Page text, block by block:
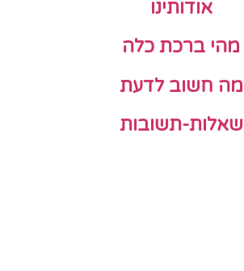
אודותינו
מהי ברכת כלה
מה חשוב לדעת
שאלות-תשובות